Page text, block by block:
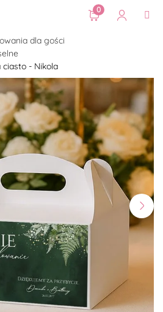
0
dla gości
ciasto - Nikola